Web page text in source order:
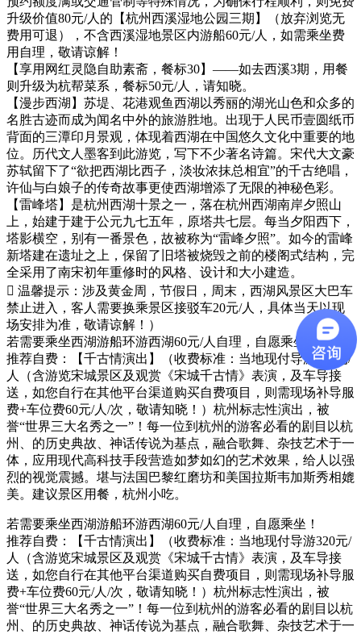
升级价值80元/人的【杭州西溪湿地公园三期】（放弃浏览无
费用可退），不含西溪湿地景区内游船60元/人，如需乘坐费
用自理，敬请谅解！
【享用网红灵隐自助素斋，餐标30】——如去西溪3期，用餐
则升级为杭帮菜系，餐标50元/人，请知晓。
【漫步西湖】苏堤、花港观鱼西湖以秀丽的湖光山色和众多的
名胜古迹而成为闻名中外的旅游胜地。出现于人民币壹圆纸币
背面的三潭印月景观，体现着西湖在中国悠久文化中重要的地
位。历代文人墨客到此游览，写下不少著名诗篇。宋代大文豪
苏轼留下了“欲把西湖比西子，淡妆浓抹总相宜”的千古绝唱，
许仙与白娘子的传奇故事更使西湖增添了无限的神秘色彩。
【雷峰塔】是杭州西湖十景之一，落在杭州西湖南岸夕照山
上，始建于建于公元九七五年，原塔共七层。每当夕阳西下，
塔影横空，别有一番景色，故被称为“雷峰夕照”。如今的雷峰
新塔建在遗址之上，保留了旧塔被烧毁之前的楼阁式结构，完
全采用了南宋初年重修时的风格、设计和大小建造。
 温馨提示：涉及黄金周，节假日，周末，西湖风景区大巴车
禁止进入，客人需要换乘景区接驳车20元/人，具体当天以现
场安排为准，敬请谅解！）
若需要乘坐西湖游船环游西湖60元/人自理，自愿乘坐！
推荐自费：【千古情演出】（收费标准：当地现付导游320元/
人（含游览宋城景区及观赏《宋城千古情》表演，及车导接
送，如您自行在其他平台渠道购买自费项目，则需现场补导服
费+车位费60元/人/次，敬请知晓！）杭州标志性演出，被
誉“世界三大名秀之一”！每一位到杭州的游客必看的剧目以杭
州、的历史典故、神话传说为基点，融合歌舞、杂技艺术于一
体，应用现代高科技手段营造如梦如幻的艺术效果，给人以强
烈的视觉震撼。堪与法国巴黎红磨坊和美国拉斯韦加斯秀相媲
美。建议景区用餐，杭州小吃。
若需要乘坐西湖游船环游西湖60元/人自理，自愿乘坐！
推荐自费：【千古情演出】（收费标准：当地现付导游320元/
人（含游览宋城景区及观赏《宋城千古情》表演，及车导接
送，如您自行在其他平台渠道购买自费项目，则需现场补导服
费+车位费60元/人/次，敬请知晓！）杭州标志性演出，被
誉“世界三大名秀之一”！每一位到杭州的游客必看的剧目以杭
州、的历史典故、神话传说为基点，融合歌舞、杂技艺术于一